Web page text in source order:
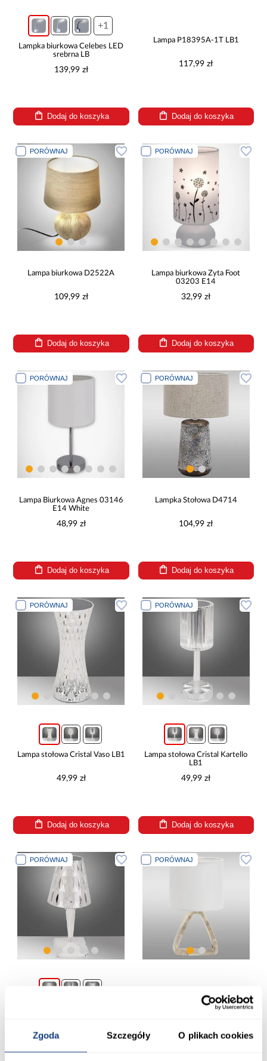
Zgoda Szczegóły O plikach cookies
+1
Lampka biurkowa Celebes LED
srebrna LB
139,99 zł
Dodaj do koszyka
Lampa P18395A-1T LB1
117,99 zł
Dodaj do koszyka
PORÓWNAJ
Lampa biurkowa D2522A
109,99 zł
Dodaj do koszyka
PORÓWNAJ
Lampa biurkowa Zyta Foot
03203 E14
32,99 zł
Dodaj do koszyka
PORÓWNAJ
Lampa Biurkowa Agnes 03146
E14 White
48,99 zł
Dodaj do koszyka
PORÓWNAJ
Lampka Stołowa D4714
104,99 zł
Dodaj do koszyka
PORÓWNAJ
Lampa stołowa Cristal Vaso LB1
49,99 zł
Dodaj do koszyka
PORÓWNAJ
Lampa stołowa Cristal Kartello
LB1
49,99 zł
Dodaj do koszyka
PORÓWNAJ
49,99 zł
PORÓWNAJ
Lampka Stołowa D4416